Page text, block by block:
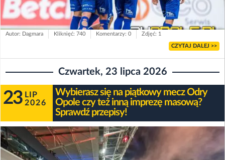
Autor: Dagmara Kliknięć: 740 Komentarzy: 0 Zdjęć: 1
CZYTAJ DALEJ >>
Czwartek, 23 lipca 2026
23 LIP
2026
Wybierasz się na piątkowy mecz Odry
Opole czy też inną imprezę masową?
Sprawdź przepisy!